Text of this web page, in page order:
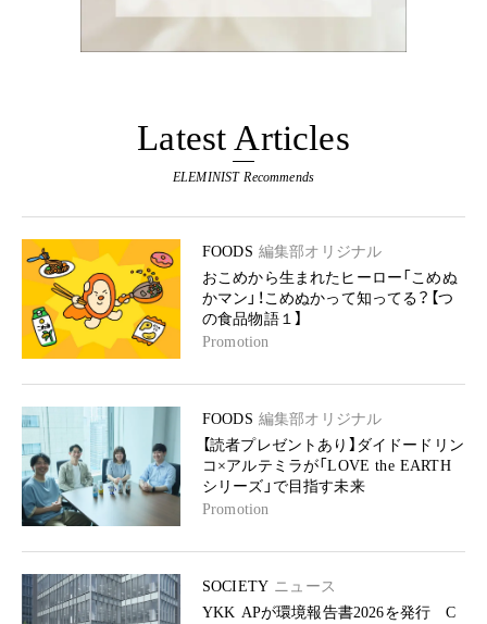
Latest Articles
ELEMINIST Recommends
FOODS 編集部オリジナル
おこめから生まれたヒーロー「こめぬ
かマン」！こめぬかって知ってる？【つ
の食品物語１】
Promotion
FOODS 編集部オリジナル
【読者プレゼントあり】ダイドードリン
コ×アルテミラが「LOVE the EARTH
シリーズ」で目指す未来
Promotion
SOCIETY ニュース
YKK APが環境報告書2026を発行 C